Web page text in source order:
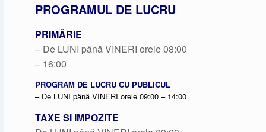
PROGRAMUL DE LUCRU
PRIMĂRIE
– De LUNI până VINERI orele 08:00
– 16:00
PROGRAM DE LUCRU CU PUBLICUL
– De LUNI până VINERI orele 09:00 – 14:00
TAXE SI IMPOZITE